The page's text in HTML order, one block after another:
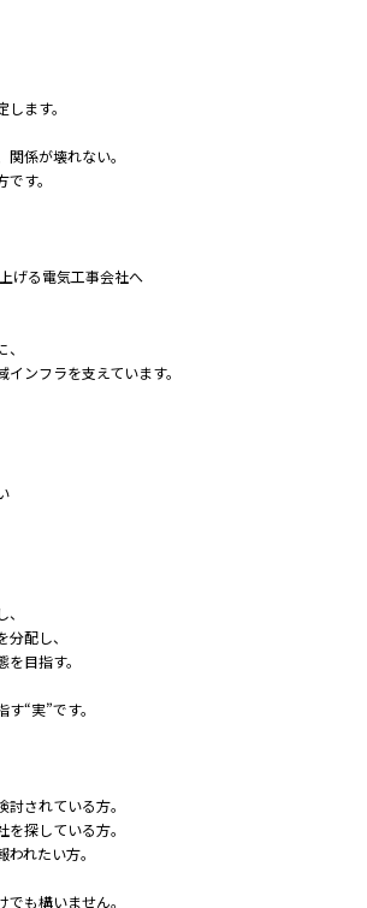
ます。
係が壊れない。
す。
げる電気工事会社へ
ンフラを支えています。
配し、
目指す。
“実”です。
されている方。
探している方。
れたい方。
も構いません。